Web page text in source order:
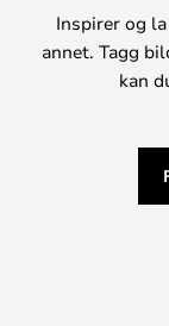
Inspirer og
annet. Tagg
kan